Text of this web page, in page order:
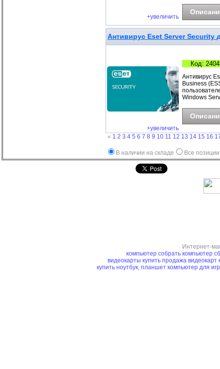
+увеличить
Антивирус Eset Server Security
+увеличить
Код:
Антивирус
Business
Windows
« 1 2 3 4 5 6 7 8 9 10 11 12 13 14 15 16
В наличии на складе Все позиции
Интернет-
компьютер собрать компьютер
видеокарты купить продажа видеокарт
купить ноутбук, планшет компьютер для